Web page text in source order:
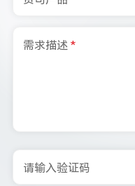
需求描述 *
请输入验证码